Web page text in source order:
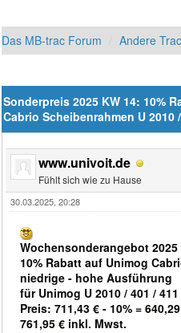
Das MB-trac Forum Andere
Sonderpreis 2025 KW 14: 10%
Cabrio Scheibenrahmen U 2010
www.univoit.de
Fühlt sich wie zu Hause
30.03.2025, 20:28
Wochensonderangebot 2025
10% Rabatt auf Unimog
niedrige - hohe Ausführung
für Unimog U 2010 / 401 / 411
Preis: 711,43 € - 10% =
761,95 € inkl. Mwst.